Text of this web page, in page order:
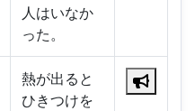
人はいなか
った。
熱が出ると
ひきつけを